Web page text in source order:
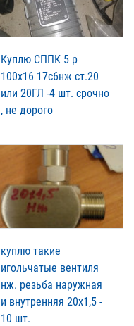
Куплю СППК 5 р
100х16 17с6нж ст.20
или 20ГЛ -4 шт. срочно
, не дорого
куплю такие
игольчатые вентиля
нж. резьба наружная
и внутренняя 20х1,5 -
10 шт.